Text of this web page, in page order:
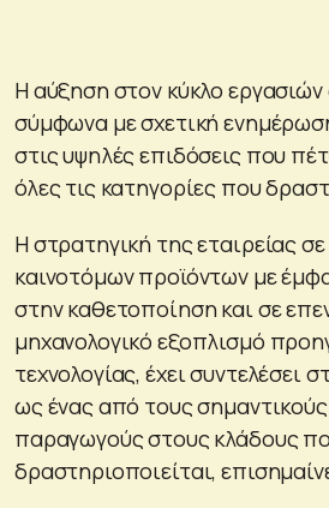
Η αύξηση στον κύκλο εργασιών
σύμφωνα με σχετική
στις υψηλές επιδόσεις που
όλες τις κατηγορίες που
Η στρατηγική της εταιρείας
καινοτόμων προϊόντων με
στην καθετοποίηση και σε
μηχανολογικό εξοπλισμό
τεχνολογίας, έχει συντελέσει
ως ένας από τους σημαντικούς
παραγωγούς στους κλάδους
δραστηριοποιείται,